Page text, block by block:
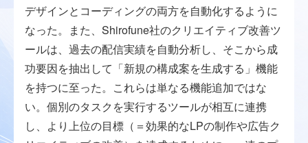
デザインとコーディングの両方を自動化するように
なった。また、Shirofune社のクリエイティブ改善ツ
ールは、過去の配信実績を自動分析し、そこから成
功要因を抽出して「新規の構成案を生成する」機能
を持つに至った。これらは単なる機能追加ではな
い。個別のタスクを実行するツールが相互に連携
し、より上位の目標（＝効果的なLPの制作や広告ク